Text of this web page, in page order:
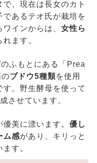
、現在は長女のカト
であるテオ氏が栽培を
ワインからは、女性ら
ます。
ふもとにある「Prea
ブドウ5種類を使用
す。野生酵母を使って
させています。
優美に漂います。優し
ム感があり、キリっと
す。